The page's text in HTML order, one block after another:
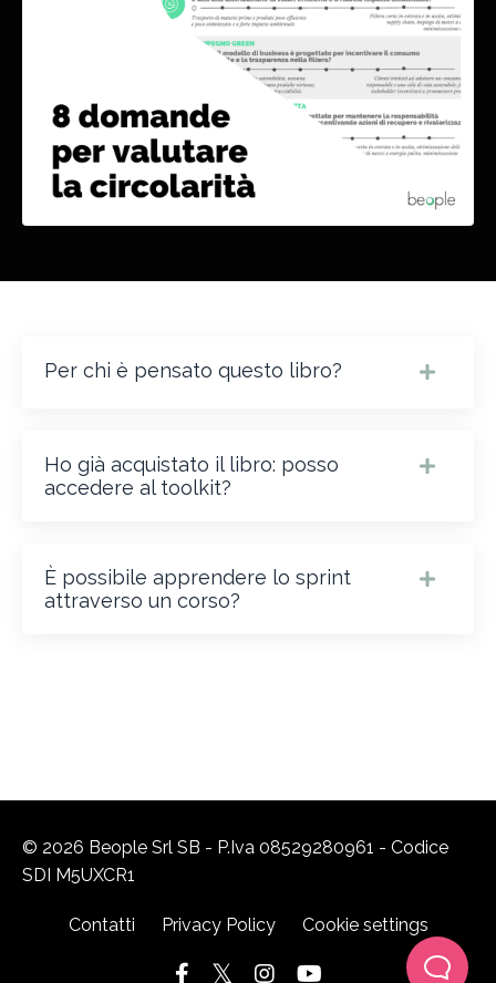
Per chi è pensato questo libro?
Ho già acquistato il libro: posso
accedere al toolkit?
È possibile apprendere lo sprint
attraverso un corso?
© 2026 Beople Srl SB - P.Iva 08529280961 - Codice
SDI M5UXCR1
Contatti Privacy Policy Cookie settings